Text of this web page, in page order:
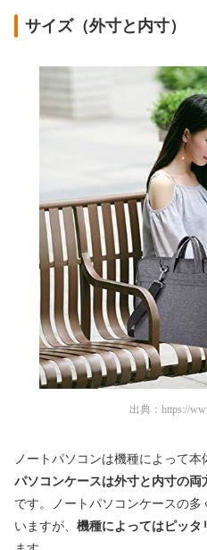
サイズ（外寸と内寸）
出典： https://
ノートパソコンは機種によって本
パソコンケースは外寸と内寸の両
です。ノートパソコンケースの
いますが、 機種によってはピッタ